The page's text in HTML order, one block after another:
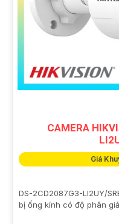
CAMERA
Giá
DS-2CD2087G3-LI2UY/
bị ống kính có độ phân